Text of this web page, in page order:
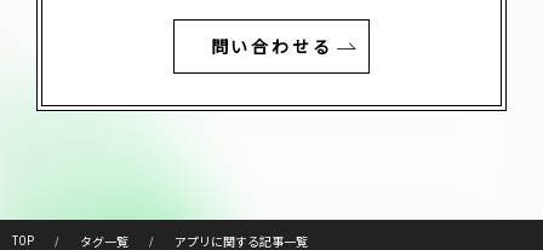
問い合わせる
TOP タグ一覧 アプリに関する記事一覧